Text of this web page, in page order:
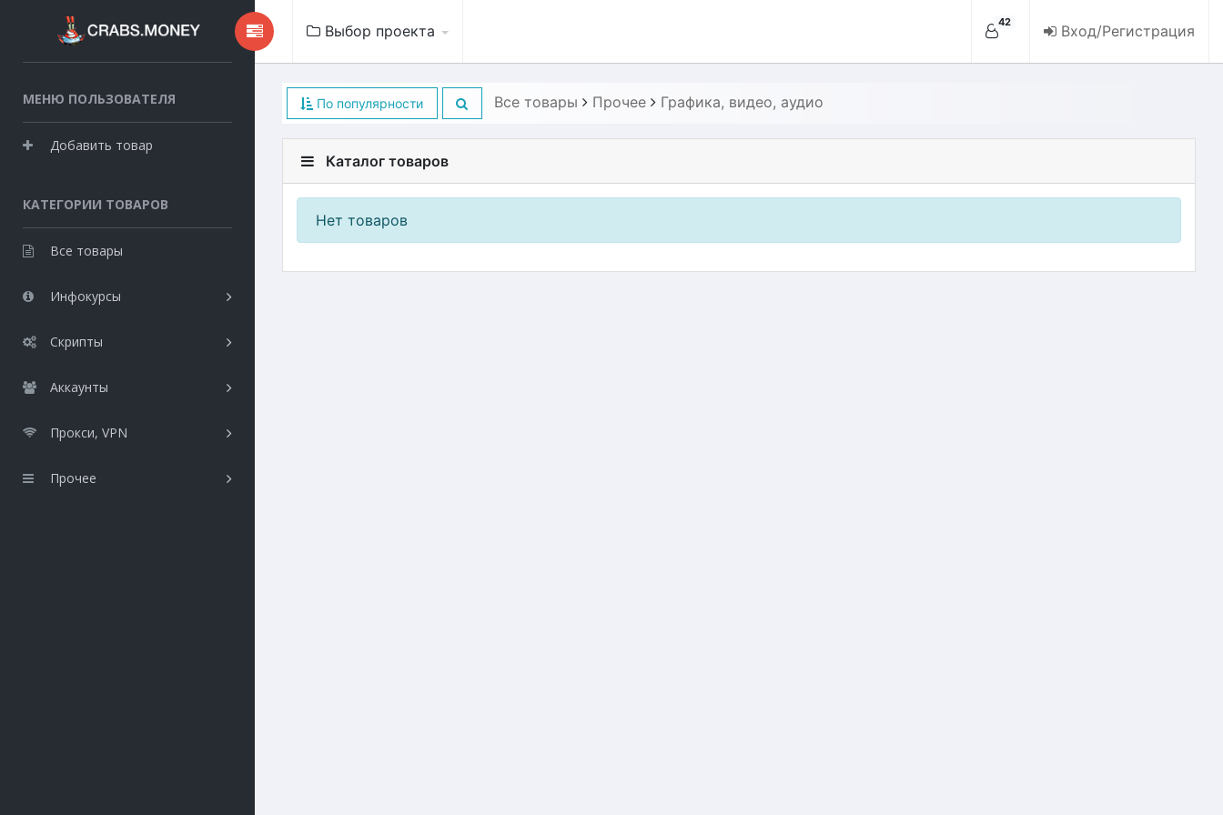
МЕНЮ ПОЛЬЗОВАТЕЛЯ
Добавить товар
КАТЕГОРИИ ТОВАРОВ
Все товары
Инфокурсы
Скрипты
Аккаунты
Прокси, VPN
Прочее
Выбор проекта 42 Вход/Регистрация
По популярности Все товары Прочее Графика, видео, аудио
Каталог товаров
Нет товаров